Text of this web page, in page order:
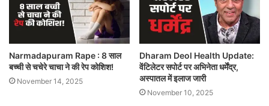
Narmadapuram Rape : 8 साल
बच्ची से चचेरे चाचा ने की रेप कोशिश!
November 14, 2025
Dharam Deol Health Update:
वेंटिलेटर सपोर्ट पर अभिनेता धर्मेंद्र,
अस्पातल में इलाज जारी
November 10, 2025